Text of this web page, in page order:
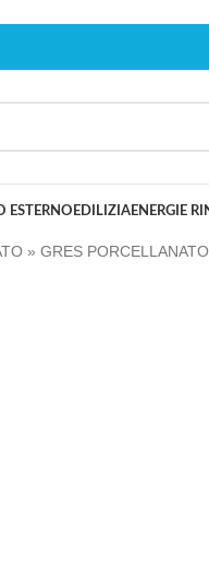
ESTERNO EDILIZIAENERGIE
» GRES